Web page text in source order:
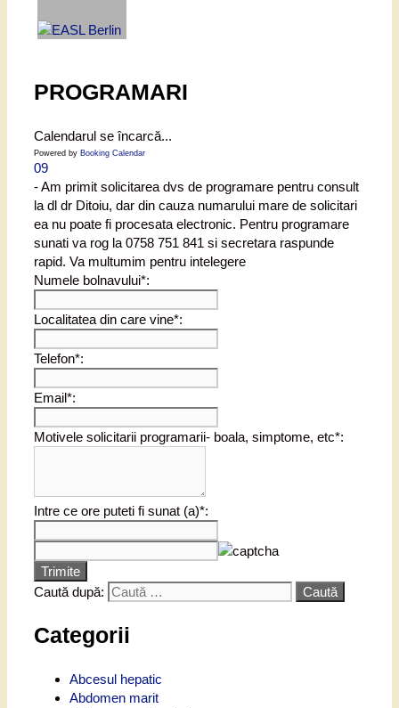
PROGRAMARI
Calendarul se încarcă...
Powered by Booking Calendar
09
- Am primit solicitarea dvs de programare pentru consult
la dl dr Ditoiu, dar din cauza numarului mare de solicitari
ea nu poate fi procesata electronic. Pentru programare
sunati va rog la 0758 751 841 si secretara raspunde
rapid. Va multumim pentru intelegere
Numele bolnavului*:
Localitatea din care vine*:
Telefon*:
Email*:
Motivele solicitarii programarii- boala, simptome, etc*:
Intre ce ore puteti fi sunat (a)*:
Trimite
Caută după:
Categorii
Abcesul hepatic
Abdomen marit